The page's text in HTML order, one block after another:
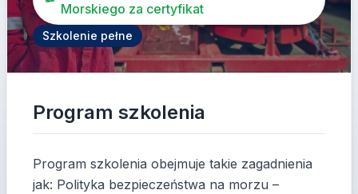
Morskiego za certyfikat
Szkolenie pełne
Program szkolenia
Program szkolenia obejmuje takie zagadnienia
jak: Polityka bezpieczeństwa na morzu –